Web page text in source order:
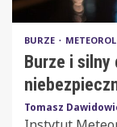
BURZE
Burze i silny
Tomasz